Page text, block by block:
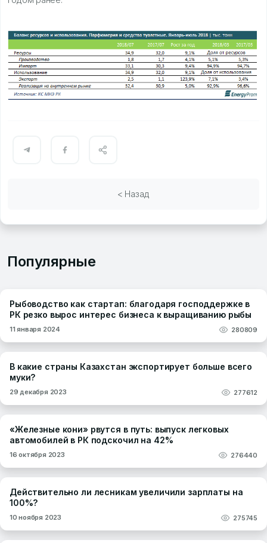
< Назад
Популярные
Рыбоводство как стартап: благодаря господдержке в
РК резко вырос интерес бизнеса к выращиванию рыбы
11 января 2024 280809
В какие страны Казахстан экспортирует больше всего
муки?
29 декабря 2023 277612
«Железные кони» рвутся в путь: выпуск легковых
автомобилей в РК подскочил на 42%
16 октября 2023 276440
Действительно ли лесникам увеличили зарплаты на
100%?
10 ноября 2023 275745